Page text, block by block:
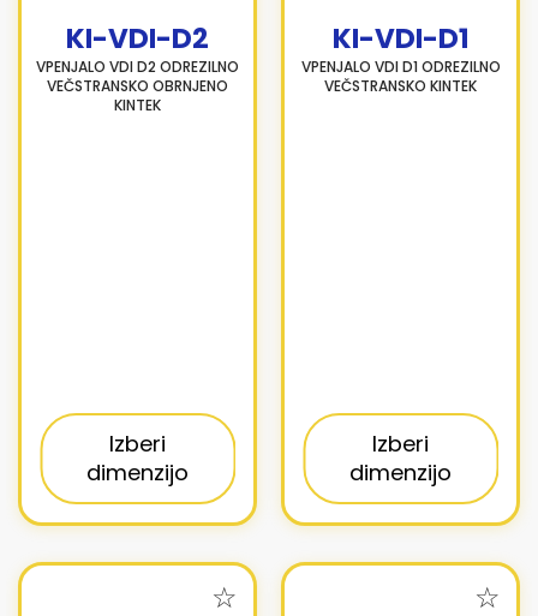
KI-VDI-D2
VPENJALO VDI D2 ODREZILNO
VEČSTRANSKO OBRNJENO
KINTEK
Izberi
dimenzijo
KI-VDI-D1
VPENJALO VDI D1 ODREZILNO
VEČSTRANSKO KINTEK
Izberi
dimenzijo